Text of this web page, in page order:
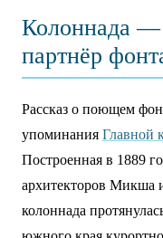
Колоннада —
партнёр
Рассказ о поющем
упоминания Главной
Построенная в 1889
архитекторов Микша
колоннада